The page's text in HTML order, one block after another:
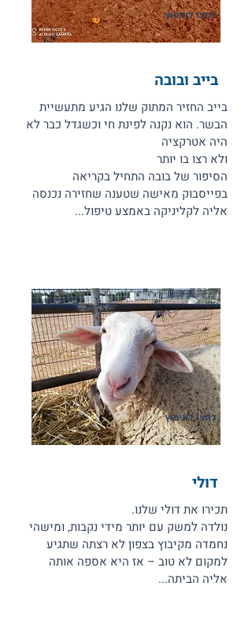
לחצו לאימוץ
בייב ובובה
בייב החזיר המתוק שלנו הגיע מתעשיית
הבשר. הוא נקנה לפינת חי וכשגדל כבר לא
היה אטרקציה
ולא רצו בו יותר
הסיפור של בובה התחיל בקריאה
בפייסבוק מאישה שטענה שחזירה נכנסה
אליה לקליניקה באמצע טיפול...
לחצו לאימוץ
דולי
תכירו את דולי שלנו.
נולדה למשק עם יותר מידי נקבות, ומישהי
נחמדה מקיבוץ בצפון לא רצתה שתגיע
למקום לא טוב – אז היא אספה אותה
אליה הביתה...